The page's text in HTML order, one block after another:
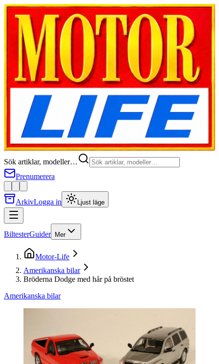
Sök artiklar, modeller…
Prenumerera
ArkivLogga in Ljust läge
BiltesterGuider Mer
Motor-Life
Amerikanska bilar
Bröderna Dodge med hår på bröstet
Amerikanska bilar